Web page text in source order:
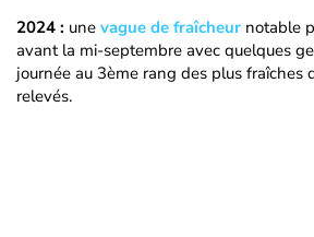
2024 : une vague de fraîcheur notable
avant la mi-septembre avec quelques
journée au 3ème rang des plus fraîches
relevés.